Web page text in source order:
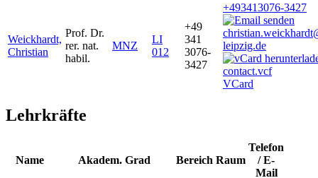
Weickhardt,
Christian
Prof. Dr.
rer. nat.
habil.
MNZ
LI
012
+49
341
3076-
3427
+493413076-3427
leipzig.de
VCard
Lehrkräfte
Name Akadem. Grad Bereich Raum
Telefon
/ E-
Mail